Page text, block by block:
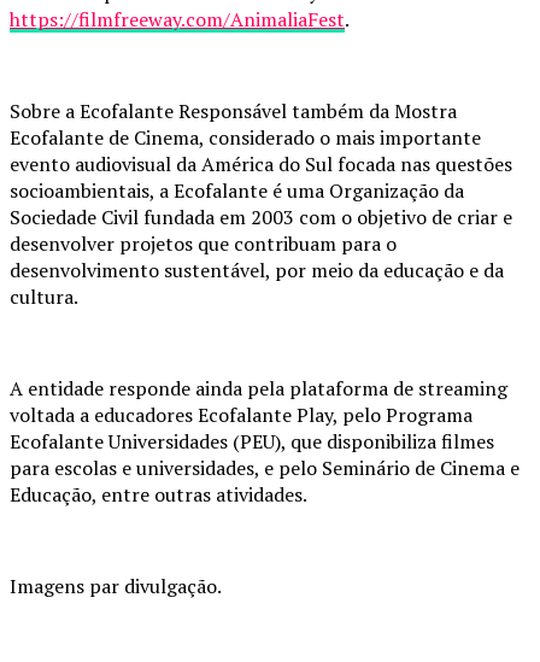
https://filmfreeway.com/AnimaliaFest.
Sobre a Ecofalante Responsável também da Mostra
Ecofalante de Cinema, considerado o mais importante
evento audiovisual da América do Sul focada nas questões
socioambientais, a Ecofalante é uma Organização da
Sociedade Civil fundada em 2003 com o objetivo de criar e
desenvolver projetos que contribuam para o
desenvolvimento sustentável, por meio da educação e da
cultura.
A entidade responde ainda pela plataforma de streaming
voltada a educadores Ecofalante Play, pelo Programa
Ecofalante Universidades (PEU), que disponibiliza filmes
para escolas e universidades, e pelo Seminário de Cinema e
Educação, entre outras atividades.
Imagens par divulgação.